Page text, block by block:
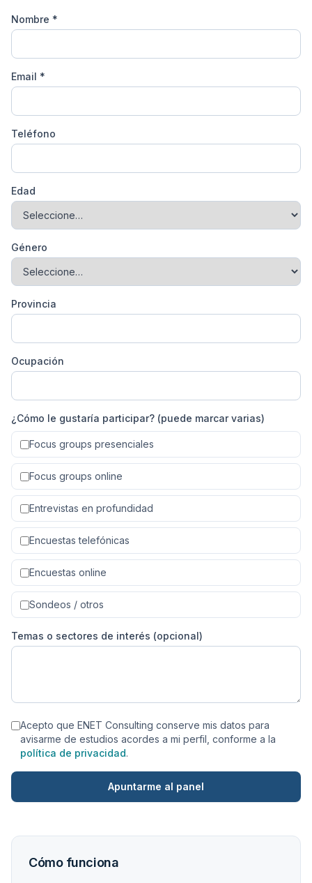
Nombre *
Email *
Teléfono
Edad
Género
Provincia
Ocupación
¿Cómo le gustaría participar? (puede marcar varias)
Focus groups presenciales
Focus groups online
Entrevistas en profundidad
Encuestas telefónicas
Encuestas online
Sondeos / otros
Temas o sectores de interés (opcional)
Acepto que ENET Consulting conserve mis datos para
avisarme de estudios acordes a mi perfil, conforme a la
política de privacidad.
Apuntarme al panel
Cómo funciona